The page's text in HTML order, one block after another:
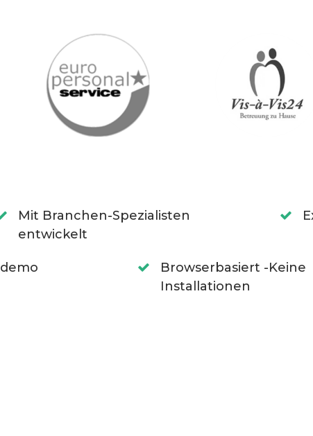
Mit Branchen-Spezialisten
entwickelt
Browserbasiert -Keine
Installationen